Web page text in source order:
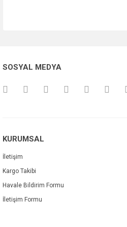
SOSYAL MEDYA
KURUMSAL
İletişim
Kargo Takibi
Havale Bildirim Formu
İletişim Formu